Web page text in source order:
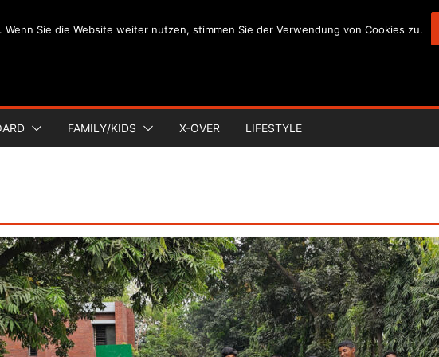
FAMILY/KIDS X-OVER LIFESTYLE
Wenn Sie die Website weiter nutzen, stimmen Sie der Verwendung von Cookies zu.